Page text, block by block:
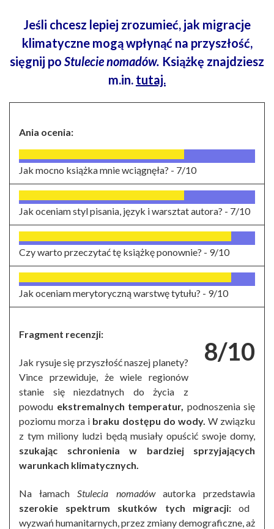
Jeśli chcesz lepiej zrozumieć, jak migracje
klimatyczne mogą wpłynąć na przyszłość,
sięgnij po Stulecie nomadów. Książkę znajdziesz
m.in. tutaj.
Ania ocenia:
Jak mocno książka mnie wciągnęła? - 7/10
Jak oceniam styl pisania, język i warsztat autora? - 7/10
Czy warto przeczytać tę książkę ponownie? - 9/10
Jak oceniam merytoryczną warstwę tytułu? - 9/10
8/10
Fragment recenzji:
Jak rysuje się przyszłość naszej planety?
Vince przewiduje, że wiele regionów
stanie się niezdatnych do życia z
powodu ekstremalnych temperatur, podnoszenia się
poziomu morza i braku dostępu do wody. W związku
z tym miliony ludzi będą musiały opuścić swoje domy,
szukając schronienia w bardziej sprzyjających
warunkach klimatycznych.
Na łamach Stulecia nomadów autorka przedstawia
szerokie spektrum skutków tych migracji:od
wyzwań humanitarnych, przez zmiany demograficzne, aż